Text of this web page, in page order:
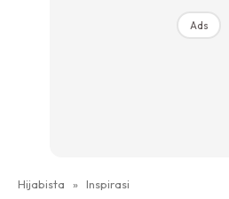
Ads
Hijabista » Inspirasi